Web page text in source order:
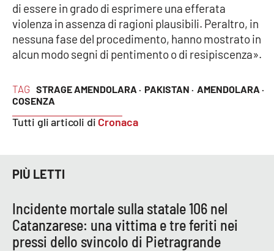
TAG STRAGE AMENDOLARA · PAKISTAN · AMENDOLARA ·
COSENZA
Tutti gli articoli di Cronaca
di essere in grado di esprimere una efferata
violenza in assenza di ragioni plausibili. Peraltro, in
nessuna fase del procedimento, hanno mostrato in
alcun modo segni di pentimento o di resipiscenza».
PIÙ LETTI
Incidente mortale sulla statale 106 nel
Catanzarese: una vittima e tre feriti nei
pressi dello svincolo di Pietragrande